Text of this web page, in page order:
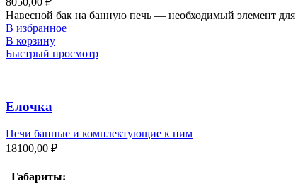
Навесной бак на банную печь — необходимый элемент
В избранное
В корзину
Быстрый просмотр
Елочка
Печи банные и комплектующие к ним
18100,00 ₽
Габариты: